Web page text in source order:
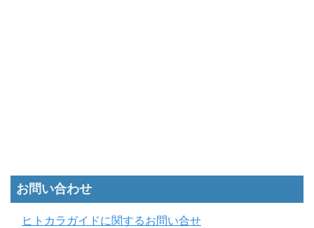
お問い合わせ
ヒトカラガイドに関するお問い合せ